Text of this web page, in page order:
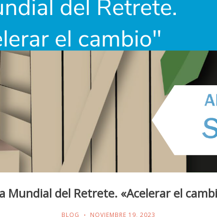
Mundial del Retrete. «Acelerar el
BLOG NOVIEMBRE 19, 2023